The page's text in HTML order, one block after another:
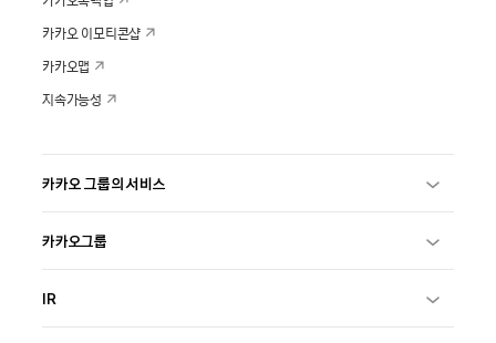
카카오 이모티콘샵
카카오맵
지속가능성
카카오 그룹의 서비스
카카오그룹
IR